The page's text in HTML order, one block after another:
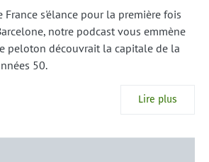
France s'élance pour la première fois
notre podcast vous emmène
peloton découvrait la capitale de la
50.
Lire plus